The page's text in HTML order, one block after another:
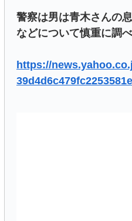
警察は男は青木さんの
などについて慎重に調べ
https://